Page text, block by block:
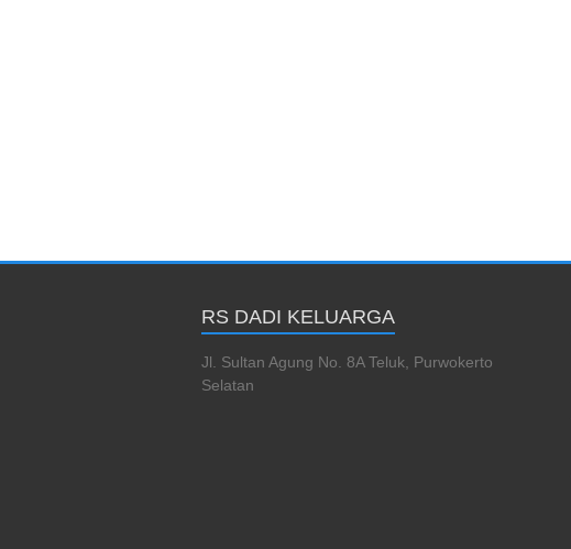
RS DADI KELUARGA
Jl. Sultan Agung No. 8A Teluk, Purwokerto
Selatan